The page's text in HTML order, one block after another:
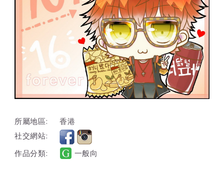
所屬地區:
香港
社交網站:
作品分類:
一般向